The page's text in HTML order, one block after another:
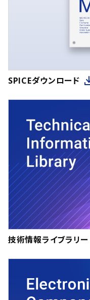
SPICEダウンロード
技術情報ライブラリー